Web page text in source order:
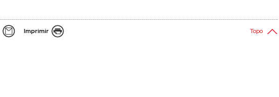
Imprimir Topo